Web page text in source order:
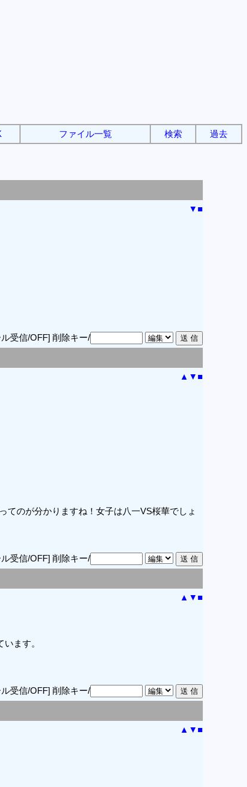
ファイル一覧 検索 過去
▼■
受信/OFF] 削除キー/
▲ ▼■
てのが分かりますね！女子は八一VS桜華でしょ
受信/OFF] 削除キー/
▲ ▼■
ます。
受信/OFF] 削除キー/
▲ ▼■